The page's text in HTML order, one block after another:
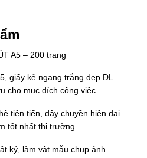
A5 – 200 trang
giấy kẻ ngang trắng đẹp ĐL
cho mục đích công việc.
tiên tiến, dây chuyền hiện đại
tốt nhất thị trường.
ký, làm vật mẫu chụp ảnh